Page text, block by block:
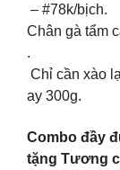
– #78k/bịch.
Chân gà tẩm
.
Chỉ cần xào
ay 300g.
Combo đầy
tặng Tương